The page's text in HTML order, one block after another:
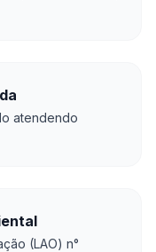
atendendo
(LAO) n°